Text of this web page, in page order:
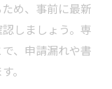
め、事前に最新
しましょう。専
、申請漏れや書
。